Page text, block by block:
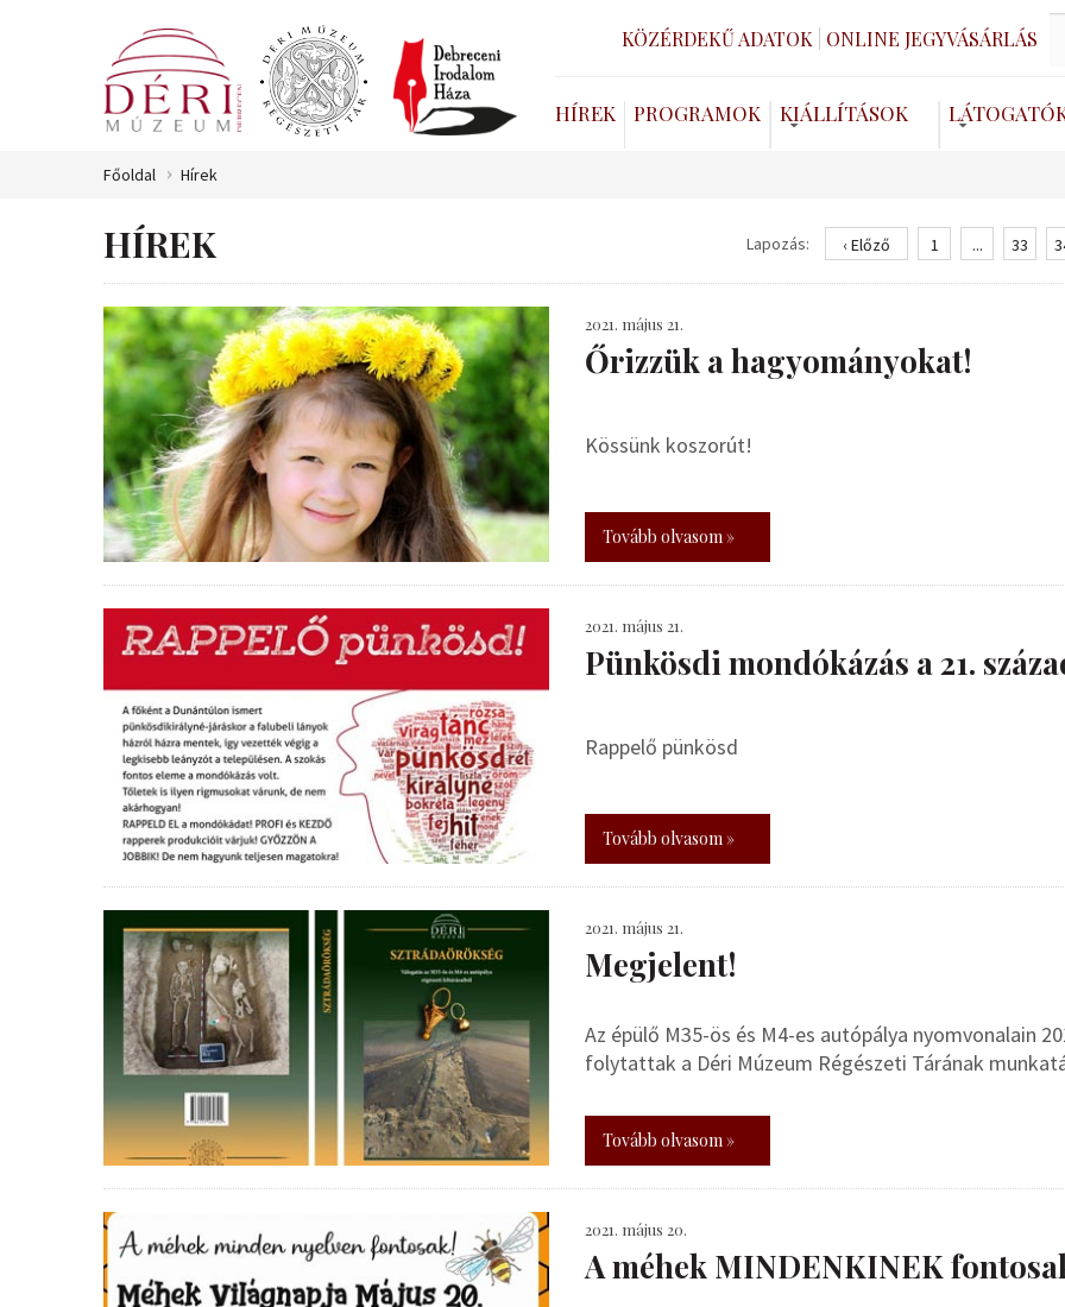
KÖZÉRDEKŰ ADATOK ONLINE JEGYVÁSÁRLÁS
HÍREK PROGRAMOK KIÁLLÍTÁSOK
Főoldal Hírek
HÍREK Lapozás: ‹ Előző 1 ... 33
2021. május 21.
Őrizzük a hagyományokat!
Kössünk koszorút!
Tovább olvasom »
2021. május 21.
Pünkösdi mondókázás a 21.
Rappelő pünkösd
Tovább olvasom »
2021. május 21.
Megjelent!
Az épülő M35-ös és M4-es autópálya nyomvonalain
folytattak a Déri Múzeum Régészeti Tárának
Tovább olvasom »
2021. május 20.
A méhek MINDENKINEK